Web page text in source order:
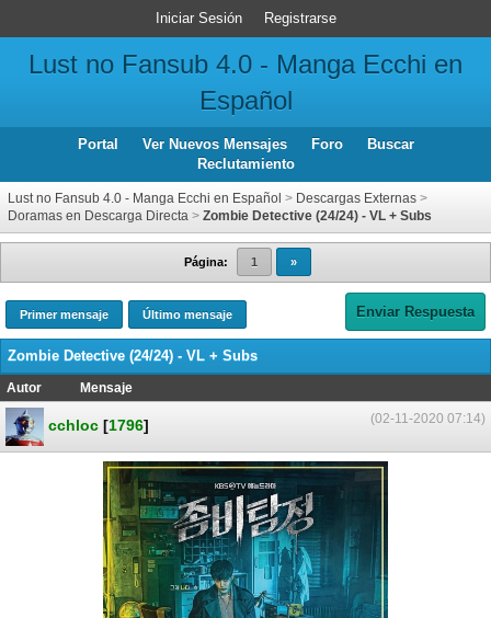
Iniciar Sesión Registrarse
Lust no Fansub 4.0 - Manga Ecchi en
Español
Portal Ver Nuevos Mensajes Foro
Buscar
Reclutamiento
Lust no Fansub 4.0 - Manga Ecchi en Español > Descargas Externas >
Doramas en Descarga Directa > Zombie Detective (24/24) - VL + Subs
Página: 1 »
Primer mensaje Último mensaje Enviar Respuesta
Zombie Detective (24/24) - VL + Subs
Autor
Mensaje
(02-11-2020 07:14)
cchloc [1796]